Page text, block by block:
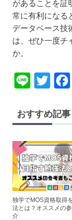
があることを証
常に有利になる
データベース技
は、ぜひ一度チ
か。
Li
e
T
tt
er
c
おすすめ記事
独学でMOS資格取得
法とは？オススメの
介